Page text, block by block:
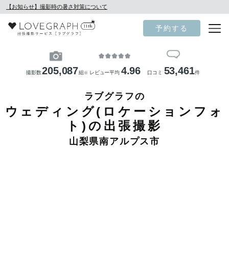
【お知らせ】撮影時の暑さ対策について
予約する
撮影数205,087組 ※ レビュー平均 4.96 口コミ 53,461件
ラブグラフの
ウェディング(ロケーションフォ
ト)の出張撮影
山梨県南アルプス市